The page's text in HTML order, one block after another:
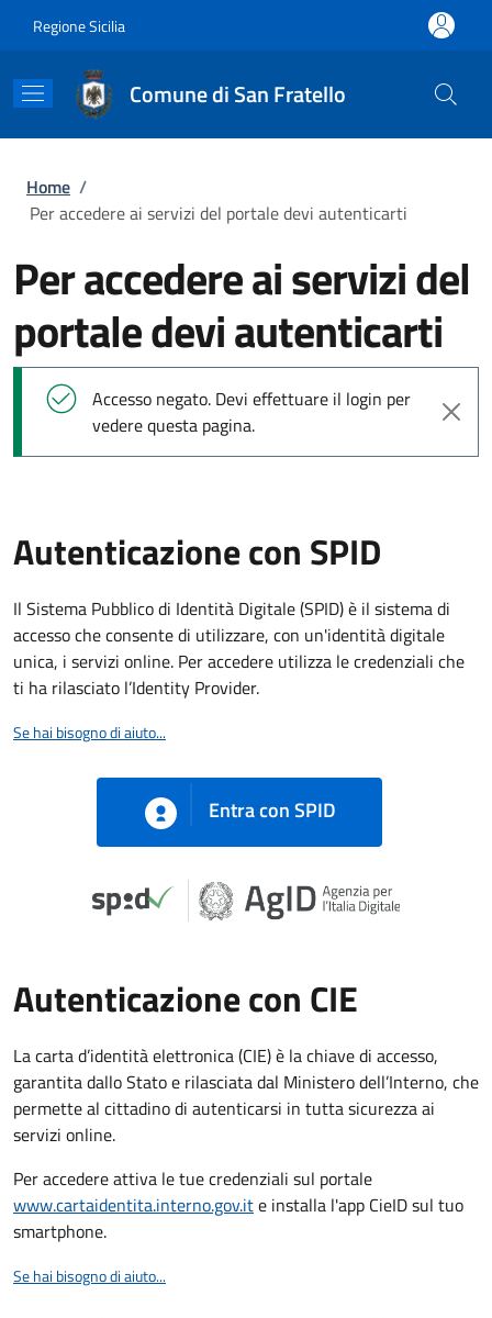
Regione Sicilia
Comune di San Fratello
Briciole di pane
Home /
Per accedere ai servizi del portale devi autenticarti
Per accedere ai servizi del
portale devi autenticarti
Messaggio di stato
Accesso negato. Devi effettuare il login per
vedere questa pagina.
Autenticazione con SPID
Il Sistema Pubblico di Identità Digitale (SPID) è il sistema di
accesso che consente di utilizzare, con un'identità digitale
unica, i servizi online. Per accedere utilizza le credenziali che
ti ha rilasciato l’Identity Provider.
Se hai bisogno di aiuto...
Entra con SPID
Autenticazione con CIE
La carta d’identità elettronica (CIE) è la chiave di accesso,
garantita dallo Stato e rilasciata dal Ministero dell’Interno, che
permette al cittadino di autenticarsi in tutta sicurezza ai
servizi online.
Per accedere attiva le tue credenziali sul portale
www.cartaidentita.interno.gov.ite installa l'app CieID sul tuo
smartphone.
Se hai bisogno di aiuto...